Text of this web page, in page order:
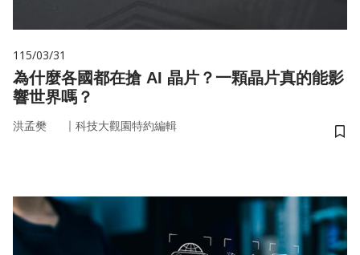
115/03/31
為什麼各國都在搶 AI 晶片？一顆晶片真的能影
響世界嗎？
洪孟樊 ｜ 科技大觀園特約編輯
儲